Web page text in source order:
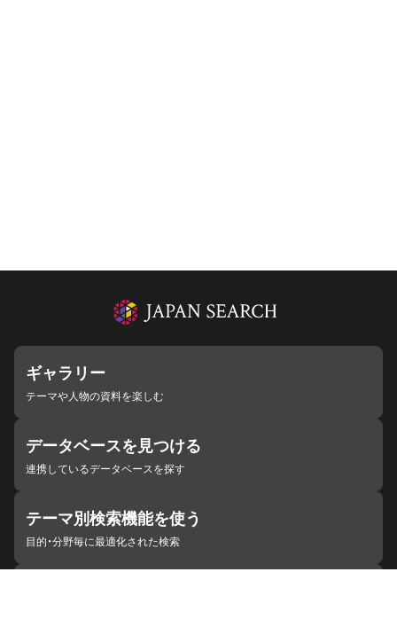
ギャラリー
テーマや人物の資料を楽しむ
データベースを見つける
連携しているデータベースを探す
テーマ別検索機能を使う
目的・分野毎に最適化された検索